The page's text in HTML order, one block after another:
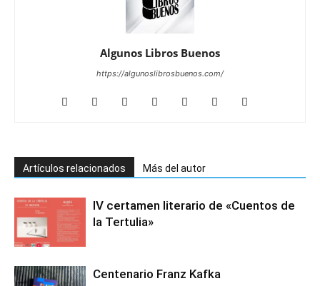
Algunos Libros Buenos
https://algunoslibrosbuenos.com/
Artículos relacionados Más del autor
IV certamen literario de «Cuentos de
la Tertulia»
Centenario Franz Kafka